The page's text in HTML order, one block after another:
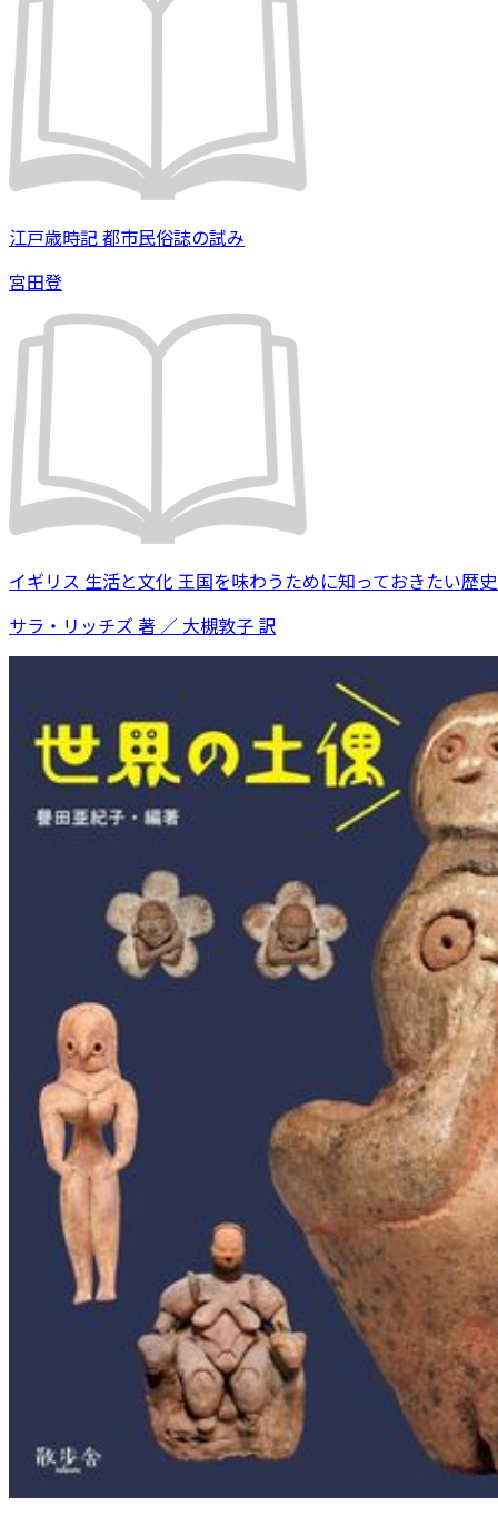
江戸歳時記 都市民俗誌の試み
宮田登
イギリス 生活と文化 王国を味わうために知っておきたい歴
サラ・リッチズ 著 ／ 大槻敦子 訳